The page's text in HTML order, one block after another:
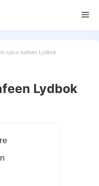
spice-kafeen Lydbok
Lydbok